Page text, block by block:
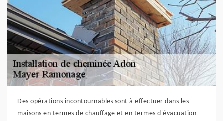
Des opérations incontournables sont à effectuer dans les
maisons en termes de chauffage et en termes d'évacuation